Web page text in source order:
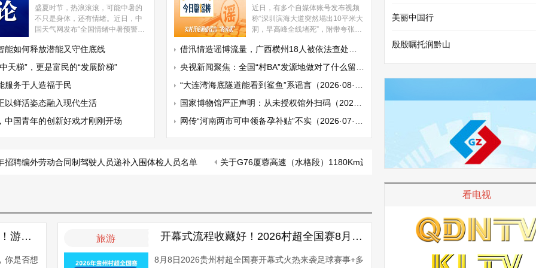
盛夏时节，热浪滚滚，可能中暑的
不只是身体，还有情绪。近日，中
国天气网发布“全国情绪中暑预警地
健康的影响，及时为情绪“消暑降
温”。眼下正是“上蒸下煮”的中伏，
很多人发现自己似乎脾气见长、心
烦意乱、做事效率低，晚上还翻来
察到，高温天因情绪波动、睡眠问
题来就诊的人明显增多，占比一成
到两成。社交平台上，“热得人‘热怒
症’都犯了”“越热越闹心”之
能如何释放潜能又守住底线
天梯”，更是富民的“发展阶梯”
服务于人造福于民
以鲜活姿态融入现代生活
中国青年的创新好戏才刚刚开场
近日，有多个自媒体账号发布视频
称“深圳滨海大道突然塌出10平米大
洞，早高峰全线堵死”，附带夸张的
网友讨论。经核实，8月4日上午9
时许，深圳滨海大道西行方向沙河
立交附近发现一处地面沉降，但未
造成人员伤亡和财产损失，现实情
车”“巨大面积塌陷”等画面严重不
符。
借汛情造谣博流量，广西横州18人被依法查处（2026·08·05）
央视新闻聚焦：全国“村BA”发源地做对了什么留住1350亿次目光
“大连湾海底隧道能看到鲨鱼”系谣言（2026·08·04）
国家博物馆严正声明：从未授权馆外扫码（2026·08·03）
网传“河南两市可申领备孕补贴”不实（2026·07·31）
合同制驾驶人员递补入围体检人员名单 关于G76厦蓉高速（水格段）1180Km边坡隐患治理管控分流调整的通告 施工公告
@湖南游客 长沙出发，奔赴黔东南！游玩全攻略，解锁清凉夏日
你是否想
旅游 开幕式流程收藏好！2026村超全国赛8月8日开赛
8月8日2026贵州村超全国赛开幕式火热来袭足球赛事+多
美丽中国行
殷殷嘱托润黔山
看电视